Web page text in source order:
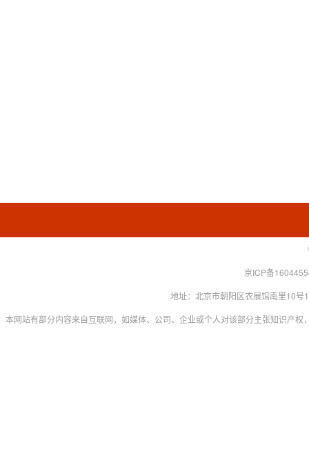
京ICP备
地址：北京市朝阳区农展馆南里10
本网站有部分内容来自互联网，如媒体、公司、企业或个人对该部分主张知识产